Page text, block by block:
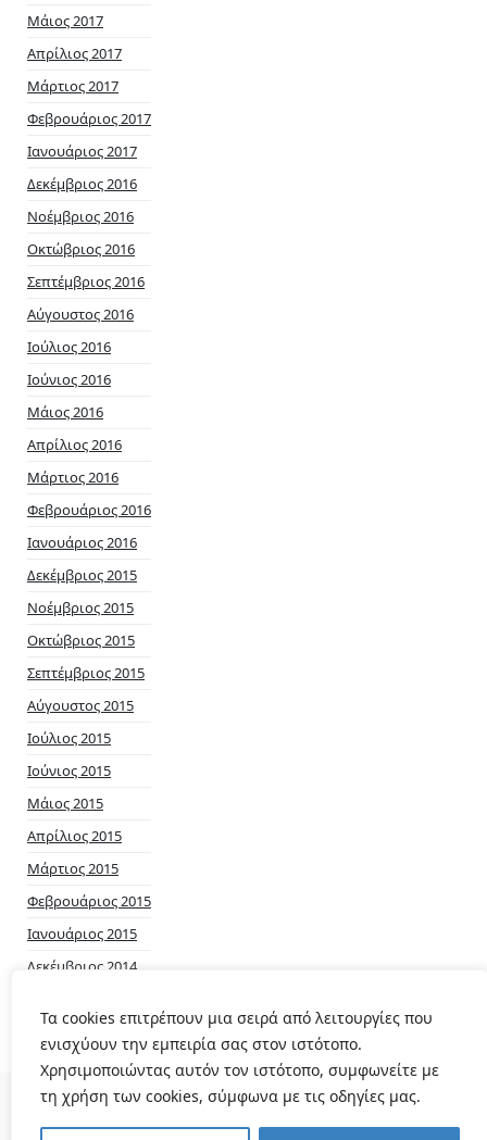
Τα cookies επιτρέπουν μια σειρά από λειτουργίες που
ενισχύουν την εμπειρία σας στον ιστότοπο.
Χρησιμοποιώντας αυτόν τον ιστότοπο, συμφωνείτε με
τη χρήση των cookies, σύμφωνα με τις οδηγίες μας.
Μάιος 2017
Απρίλιος 2017
Μάρτιος 2017
Φεβρουάριος 2017
Ιανουάριος 2017
Δεκέμβριος 2016
Νοέμβριος 2016
Οκτώβριος 2016
Σεπτέμβριος 2016
Αύγουστος 2016
Ιούλιος 2016
Ιούνιος 2016
Μάιος 2016
Απρίλιος 2016
Μάρτιος 2016
Φεβρουάριος 2016
Ιανουάριος 2016
Δεκέμβριος 2015
Νοέμβριος 2015
Οκτώβριος 2015
Σεπτέμβριος 2015
Αύγουστος 2015
Ιούλιος 2015
Ιούνιος 2015
Μάιος 2015
Απρίλιος 2015
Μάρτιος 2015
Φεβρουάριος 2015
Ιανουάριος 2015
Δεκέμβριος 2014
© 2026Δημοτικό Ραδιόφωνο Πολυγύρου |Theme
Magic Elementor Lite bywpthemespace.com